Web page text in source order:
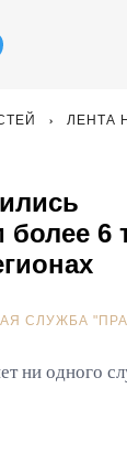
ЛЕНТА
более 6
СЛУЖБА
ни одного